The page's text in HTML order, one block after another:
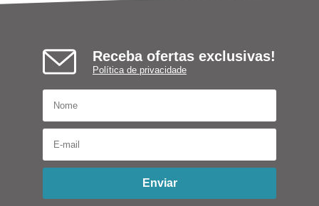
Receba ofertas exclusivas!
Política de privacidade
Enviar